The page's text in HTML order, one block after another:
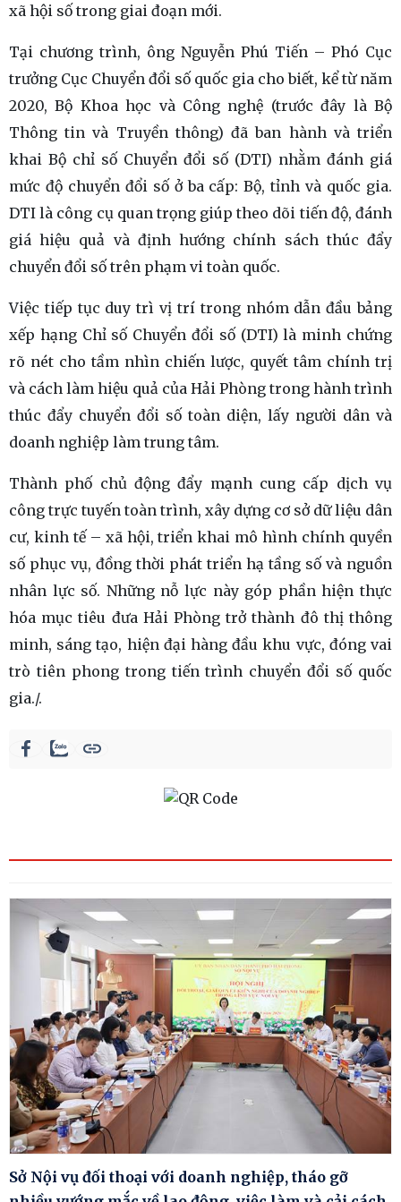
xã hội số trong giai đoạn mới.
Tại chương trình, ông Nguyễn Phú Tiến – Phó Cục
trưởng Cục Chuyển đổi số quốc gia cho biết, kể từ năm
2020, Bộ Khoa học và Công nghệ (trước đây là Bộ
Thông tin và Truyền thông) đã ban hành và triển
khai Bộ chỉ số Chuyển đổi số (DTI) nhằm đánh giá
mức độ chuyển đổi số ở ba cấp: Bộ, tỉnh và quốc gia.
DTI là công cụ quan trọng giúp theo dõi tiến độ, đánh
giá hiệu quả và định hướng chính sách thúc đẩy
chuyển đổi số trên phạm vi toàn quốc.
Việc tiếp tục duy trì vị trí trong nhóm dẫn đầu bảng
xếp hạng Chỉ số Chuyển đổi số (DTI) là minh chứng
rõ nét cho tầm nhìn chiến lược, quyết tâm chính trị
và cách làm hiệu quả của Hải Phòng trong hành trình
thúc đẩy chuyển đổi số toàn diện, lấy người dân và
doanh nghiệp làm trung tâm.
Thành phố chủ động đẩy mạnh cung cấp dịch vụ
công trực tuyến toàn trình, xây dựng cơ sở dữ liệu dân
cư, kinh tế – xã hội, triển khai mô hình chính quyền
số phục vụ, đồng thời phát triển hạ tầng số và nguồn
nhân lực số. Những nỗ lực này góp phần hiện thực
hóa mục tiêu đưa Hải Phòng trở thành đô thị thông
minh, sáng tạo, hiện đại hàng đầu khu vực, đóng vai
trò tiên phong trong tiến trình chuyển đổi số quốc
gia./.
Sở Nội vụ đối thoại với doanh nghiệp, tháo gỡ